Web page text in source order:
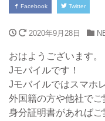
Facebook Twitter
2020年9月28日
おはようございます。
Jモバイルです！
Jモバイルではスマホ
外国籍の方や他社でご
身分証明書があればご